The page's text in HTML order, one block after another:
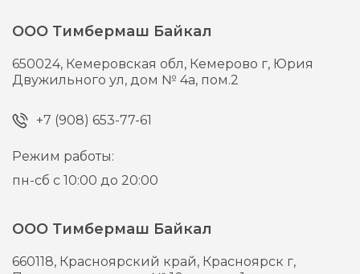
ООО Тимбермаш Байкал
650024, Кемеровская обл, Кемерово г, Юрия
Двужильного ул, дом № 4а, пом.2
+7 (908) 653-77-61
Режим работы:
пн-сб с 10:00 до 20:00
ООО Тимбермаш Байкал
660118, Красноярский край, Красноярск г,